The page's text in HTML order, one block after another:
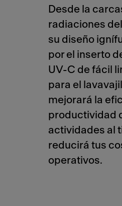
Desde la
radiaciones
su diseño
por el inserto
UV-C de fácil
para el
mejorará la
productividad
actividades al
reducirá tus
operativos.